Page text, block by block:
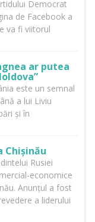
Democrat
de Facebook a
va fi viitorul
ar putea
este un semnal
a lui Liviu
și în
Chișinău
Rusiei
economice
Anunțul a fost
a liderului